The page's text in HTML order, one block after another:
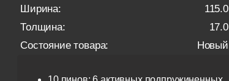
Ширина:
115.0
Толщина:
17.0
Состояние товара:
Новый